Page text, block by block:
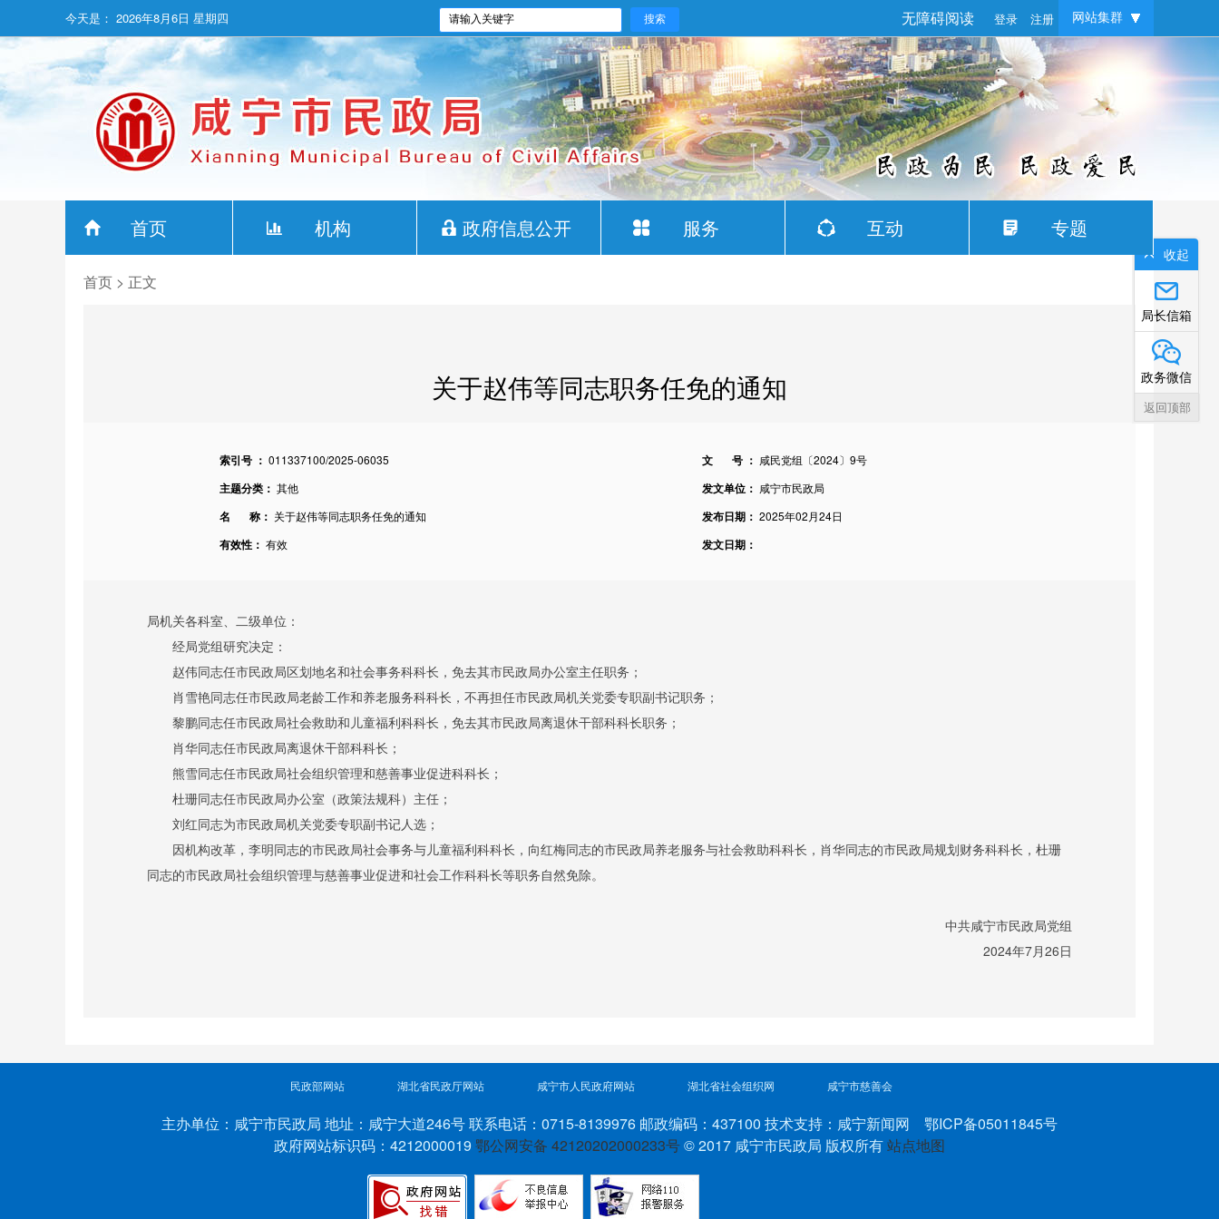
今天是： 2026年8月6日 星期四 网站集群
无障碍阅读 登录 注册
首页 机构 政府信息公开 服务 互动 专题
首页 > 正文
关于赵伟等同志职务任免的通知
索引号 ： 011337100/2025-06035 文 号 ： 咸民党组〔2024〕9号
主题分类： 其他 发文单位： 咸宁市民政局
名 称： 关于赵伟等同志职务任免的通知 发布日期： 2025年02月24日
有效性： 有效 发文日期：
局机关各科室、二级单位：
经局党组研究决定：
赵伟同志任市民政局区划地名和社会事务科科长，免去其市民政局办公室主任职务；
肖雪艳同志任市民政局老龄工作和养老服务科科长，不再担任市民政局机关党委专职副书记职务；
黎鹏同志任市民政局社会救助和儿童福利科科长，免去其市民政局离退休干部科科长职务；
肖华同志任市民政局离退休干部科科长；
熊雪同志任市民政局社会组织管理和慈善事业促进科科长；
杜珊同志任市民政局办公室（政策法规科）主任；
刘红同志为市民政局机关党委专职副书记人选；
因机构改革，李明同志的市民政局社会事务与儿童福利科科长，向红梅同志的市民政局养老服务与社会救助科科长，肖华同志的市民政局规划财务科科长，杜珊
同志的市民政局社会组织管理与慈善事业促进和社会工作科科长等职务自然免除。
中共咸宁市民政局党组
2024年7月26日
民政部网站 湖北省民政厅网站 咸宁市人民政府网站 湖北省社会组织网 咸宁市慈善会
主办单位：咸宁市民政局 地址：咸宁大道246号 联系电话：0715-8139976 邮政编码：437100 技术支持：咸宁新闻网 鄂ICP备05011845号
政府网站标识码：4212000019 鄂公网安备 42120202000233号© 2017 咸宁市民政局 版权所有站点地图
收起
局长信箱
政务微信
返回顶部